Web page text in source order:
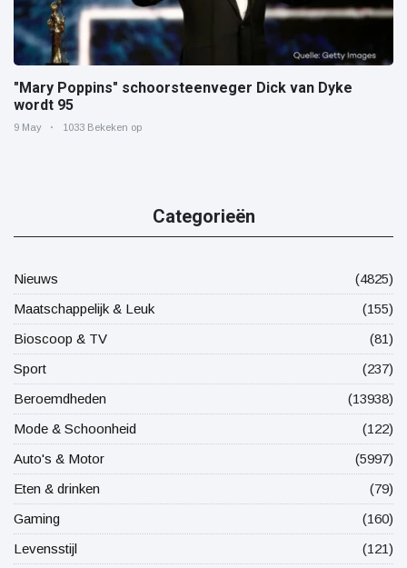
"Mary Poppins" schoorsteenveger Dick van Dyke
wordt 95
9 May 1033 Bekeken op
Categorieën
Nieuws
(4825)
Maatschappelijk & Leuk
(155)
Bioscoop & TV
(81)
Sport
(237)
Beroemdheden
(13938)
Mode & Schoonheid
(122)
Auto's & Motor
(5997)
Eten & drinken
(79)
Gaming
(160)
Levensstijl
(121)